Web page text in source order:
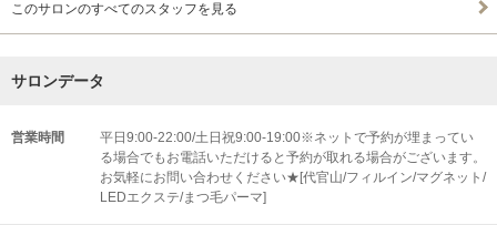
このサロンのすべてのスタッフを見る
サロンデータ
営業時間
平日9:00-22:00/土日祝9:00-19:00※ネットで予約が埋まってい
る場合でもお電話いただけると予約が取れる場合がございます。
お気軽にお問い合わせください★[代官山/フィルイン/マグネット/
LEDエクステ/まつ毛パーマ]